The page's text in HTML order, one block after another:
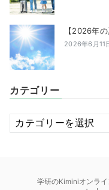
【2026年
2026年6月11
カテゴリー
カ
テ
学研のKiminiオンラ